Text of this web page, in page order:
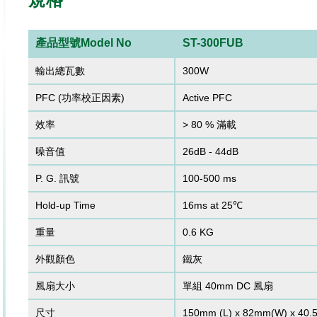
產品型號Model No ST-300FUB
輸出總瓦數 300W
PFC (功率校正因素) Active PFC
效率 > 80 % 滿載
噪音值 26dB - 44dB
P. G. 訊號 100-500 ms
Hold-up Time 16ms at 25℃
重量 0.6 KG
外觀顏色 鐵灰
風扇大小 單組 40mm DC 風扇
尺寸 150mm (L) x 82mm(W) x